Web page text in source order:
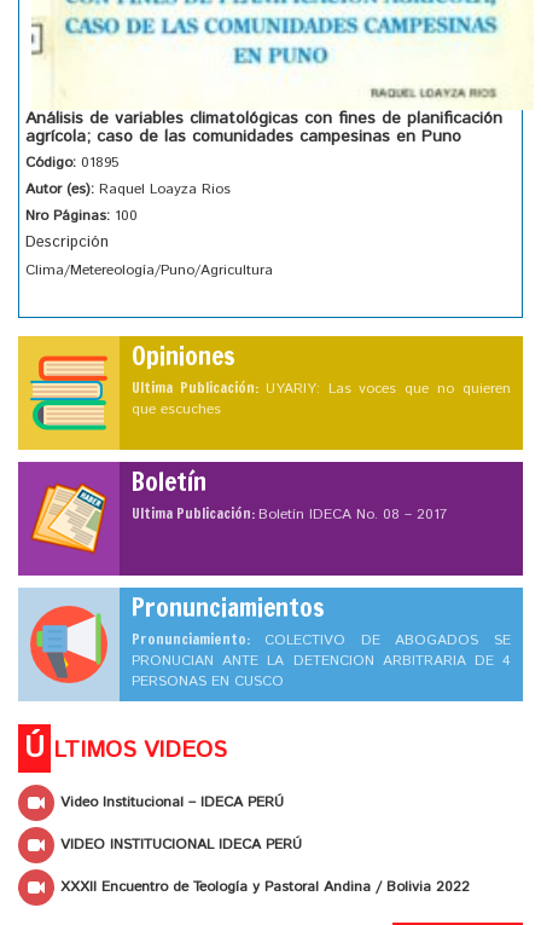
Análisis de variables climatológicas con fines de planificación
agrícola; caso de las comunidades campesinas en Puno
Código: 01895
Autor (es): Raquel Loayza Rios
Nro Páginas: 100
Descripción
Clima/Metereología/Puno/Agricultura
Opiniones
Ultima Publicación: UYARIY: Las voces que no quieren
que escuches
Boletín
Ultima Publicación:Boletín IDECA No. 08 – 2017
Pronunciamientos
Pronunciamiento: COLECTIVO DE ABOGADOS SE
PRONUCIAN ANTE LA DETENCION ARBITRARIA DE 4
PERSONAS EN CUSCO
Ú LTIMOS VIDEOS
Video Institucional – IDECA PERÚ
VIDEO INSTITUCIONAL IDECA PERÚ
XXXII Encuentro de Teología y Pastoral Andina / Bolivia 2022